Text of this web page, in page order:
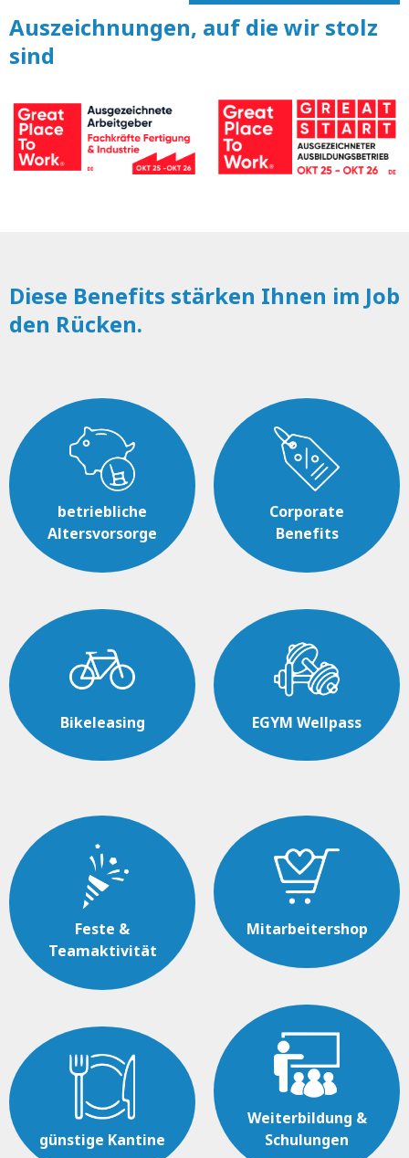
Auszeichnungen, auf die wir stolz
sind
Diese Benefits stärken Ihnen im Job
den Rücken.
betriebliche
Altersvorsorge
Bikeleasing
Corporate
Benefits
EGYM Wellpass
Feste &
Teamaktivität
günstige Kantine
Mitarbeitershop
Weiterbildung &
Schulungen